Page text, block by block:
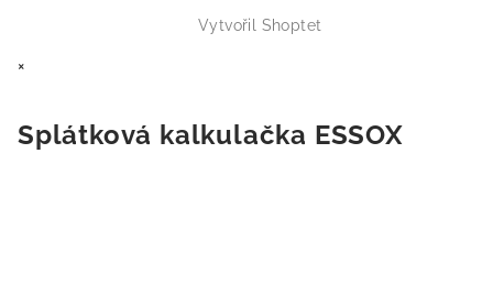
Vytvořil Shoptet
×
Splátková kalkulačka ESSOX